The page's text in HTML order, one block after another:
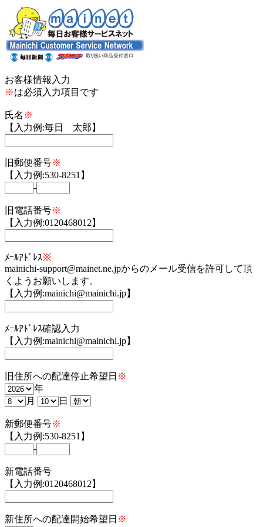
お客様情報入力
※は必須入力項目です
氏名 ※
【入力例:毎日 太郎】
旧郵便番号※
【入力例:530-8251】
-
旧電話番号※
【入力例:0120468012】
ﾒｰﾙｱﾄﾞﾚｽ※
mainichi-support@mainet.ne.jpからのメール受信を許可して頂
くようお願いします。
【入力例:mainichi@mainichi.jp】
ﾒｰﾙｱﾄﾞﾚｽ確認入力
【入力例:mainichi@mainichi.jp】
旧住所への配達停止希望日 ※
年
月
日
新郵便番号※
【入力例:530-8251】
-
新電話番号
【入力例:0120468012】
新住所への配達開始希望日 ※